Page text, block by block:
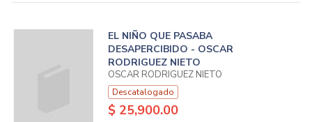
EL NIÑO QUE PASABA
DESAPERCIBIDO - OSCAR
RODRIGUEZ NIETO
OSCAR RODRIGUEZ NIETO
Descatalogado
$ 25,900.00